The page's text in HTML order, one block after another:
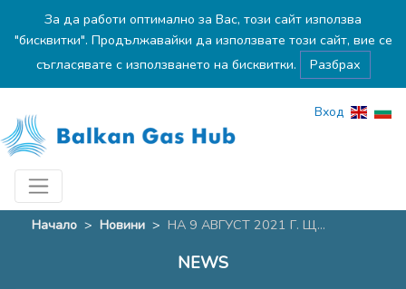
За да работи оптимално за Вас, този сайт използва
"бисквитки". Продължавайки да използвате този сайт, вие се
съгласявате с използването на бисквитки.
Разбрах
Вход
Начало > Новини > НА 9 АВГУСТ 2021 Г. Щ...
NEWS